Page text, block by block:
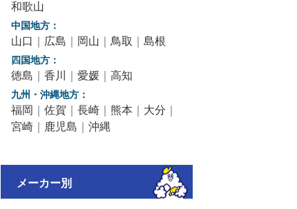
和歌山
中国地方：
山口 ｜ 広島 ｜ 岡山 ｜ 鳥取 ｜ 島根
四国地方：
徳島 ｜ 香川 ｜ 愛媛｜ 高知
九州・沖縄地方：
福岡 ｜ 佐賀 ｜ 長崎｜ 熊本 ｜ 大分 ｜
宮崎｜ 鹿児島 ｜ 沖縄
メーカー別